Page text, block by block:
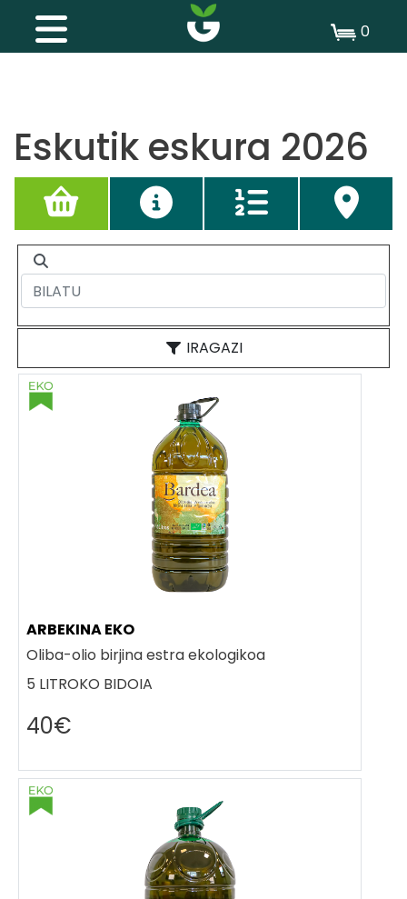
0
Eskutik eskura 2026
IRAGAZI
ARBEKINA EKO
Oliba-olio birjina estra ekologikoa
5 LITROKO BIDOIA
40€